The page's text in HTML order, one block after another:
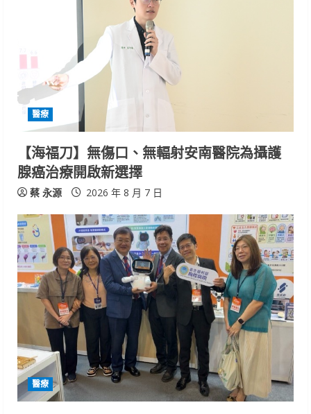
e
a
d
n
g
醫療
【海福刀】無傷口、無輻射安南醫院為攝護
腺癌治療開啟新選擇
蔡 永源 2026 年 8 月 7 日
醫療